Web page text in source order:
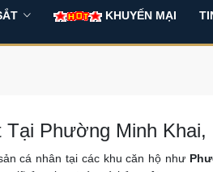
KHUYẾN MẠI
Tại Phường Minh
cá nhân tại các khu căn hộ như